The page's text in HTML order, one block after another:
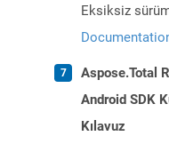
Eksiksiz
Aspose.Total
Android SDK
Kılavuz